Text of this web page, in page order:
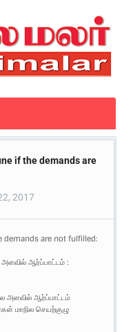
if the demands are
2017
demands are not fulfilled:
அளவில் ஆர்ப்பாட்டம் :
அளவில் ஆர்ப்பாட்டம்
மாநில செயற்குழு